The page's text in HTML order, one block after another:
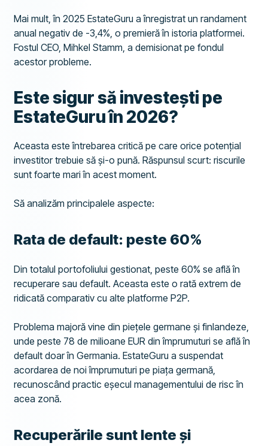
Mai mult, în 2025 EstateGuru a înregistrat un randament
anual negativ de -3,4%, o premieră în istoria platformei.
Fostul CEO, Mihkel Stamm, a demisionat pe fondul
acestor probleme.
Este sigur să investești pe
EstateGuru în 2026?
Aceasta este întrebarea critică pe care orice potențial
investitor trebuie să și-o pună. Răspunsul scurt: riscurile
sunt foarte mari în acest moment.
Să analizăm principalele aspecte:
Rata de default: peste 60%
Din totalul portofoliului gestionat, peste 60% se află în
recuperare sau default. Aceasta este o rată extrem de
ridicată comparativ cu alte platforme P2P.
Problema majoră vine din piețele germane și finlandeze,
unde peste 78 de milioane EUR din împrumuturi se află în
default doar în Germania. EstateGuru a suspendat
acordarea de noi împrumuturi pe piața germană,
recunoscând practic eșecul managementului de risc în
acea zonă.
Recuperările sunt lente și